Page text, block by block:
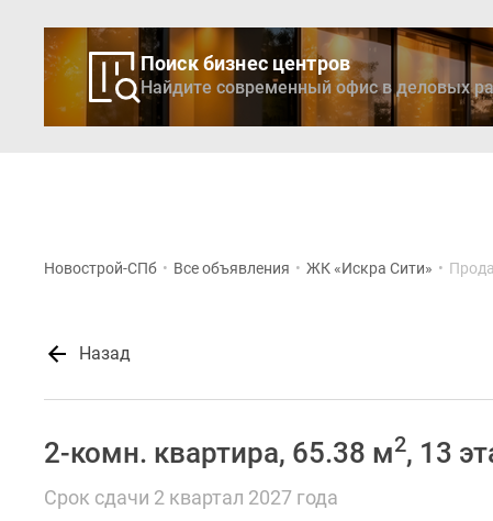
Поиск бизнес центров
Найдите современный офис в деловых
Новострой-СПб • Все объявления • ЖК «Искра Сити» •
Назад
2-комн. квартира, 65.38 м2, 13
Срок сдачи 2 квартал 2027 года